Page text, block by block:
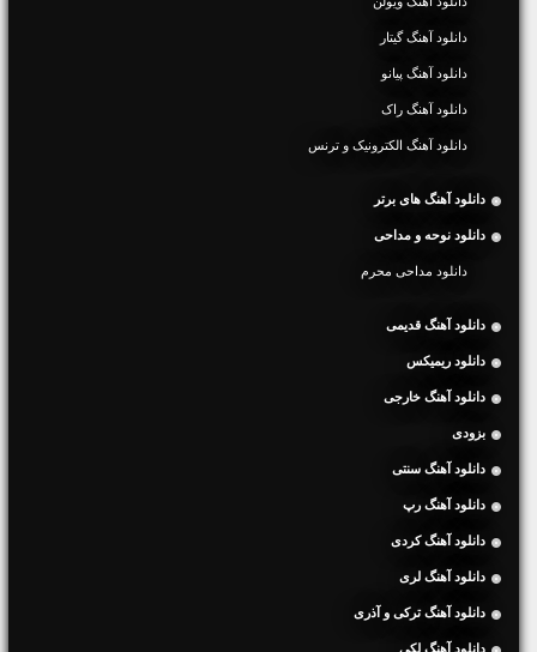
دانلود آهنگ گیتار
دانلود آهنگ پیانو
دانلود آهنگ راک
دانلود آهنگ الکترونیک و ترنس
دانلود آهنگ های برتر
دانلود نوحه و مداحی
دانلود مداحی محرم
دانلود آهنگ قدیمی
دانلود ریمیکس
دانلود آهنگ خارجی
بزودی
دانلود آهنگ سنتی
دانلود آهنگ رپ
دانلود آهنگ کردی
دانلود آهنگ لری
دانلود آهنگ ترکی و آذری
دانلود آهنگ لکی